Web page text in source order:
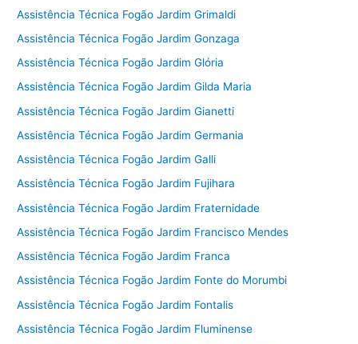
Assistência Técnica Fogão Jardim Grimaldi
Assistência Técnica Fogão Jardim Gonzaga
Assistência Técnica Fogão Jardim Glória
Assistência Técnica Fogão Jardim Gilda Maria
Assistência Técnica Fogão Jardim Gianetti
Assistência Técnica Fogão Jardim Germania
Assistência Técnica Fogão Jardim Galli
Assistência Técnica Fogão Jardim Fujihara
Assistência Técnica Fogão Jardim Fraternidade
Assistência Técnica Fogão Jardim Francisco Mendes
Assistência Técnica Fogão Jardim Franca
Assistência Técnica Fogão Jardim Fonte do Morumbi
Assistência Técnica Fogão Jardim Fontalis
Assistência Técnica Fogão Jardim Fluminense